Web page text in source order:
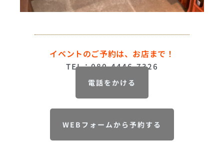
イベントのご予約は、お店まで！
TEL：080-4446-7326
電話をかける
WEBフォームから予約する